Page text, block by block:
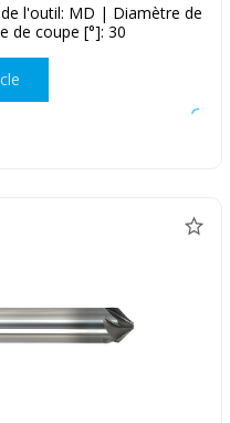
l'outil: MD | Diamètre de
de coupe [°]: 30